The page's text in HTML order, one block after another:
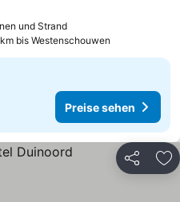
und Strand
bis Westenschouwen
Preise sehen
Teilen